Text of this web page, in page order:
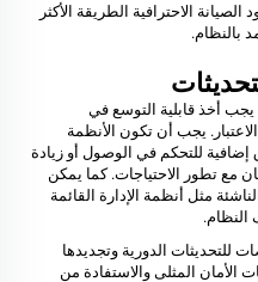
الاحترافية الطريقة الأكثر
بالنظام.
يجب أخذ قابلية التوسع في
يجب أن تكون الأنظمة
للتحكم في الوصول أو زيادة
مع تطور الاحتياجات. كما يمكن
مثل أنظمة الإدارة القائمة
النظام.
الدورية وتجديدها
المثلى والاستفادة من